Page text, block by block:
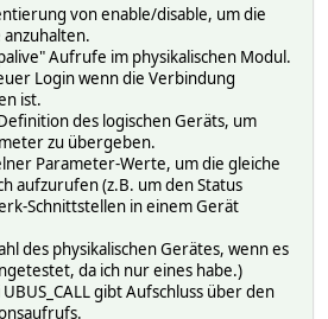
so that automatic updates are
call, updates the corresponding
defined.
<interval>
(in seconds) between
von enable/disable, um die
Aufrufe im physikalischen Modul.
Login wenn die Verbindung
ist.
des logischen Geräts, um
zu übergeben.
Parameter-Werte, um die gleiche
aufzurufen (z.B. um den Status
Schnittstellen in einem Gerät
des physikalischen Gerätes, wenn es
da ich nur eines habe.)
gibt Aufschluss über den